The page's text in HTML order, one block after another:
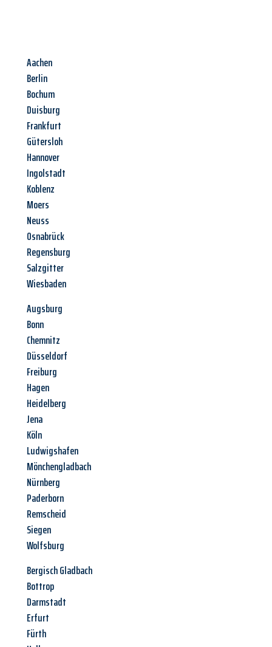
Aachen
Berlin
Bochum
Duisburg
Frankfurt
Gütersloh
Hannover
Ingolstadt
Koblenz
Moers
Neuss
Osnabrück
Regensburg
Salzgitter
Wiesbaden
Augsburg
Bonn
Chemnitz
Düsseldorf
Freiburg
Hagen
Heidelberg
Jena
Köln
Ludwigshafen
Mönchengladbach
Nürnberg
Paderborn
Remscheid
Siegen
Wolfsburg
Bergisch Gladbach
Bottrop
Darmstadt
Erfurt
Fürth